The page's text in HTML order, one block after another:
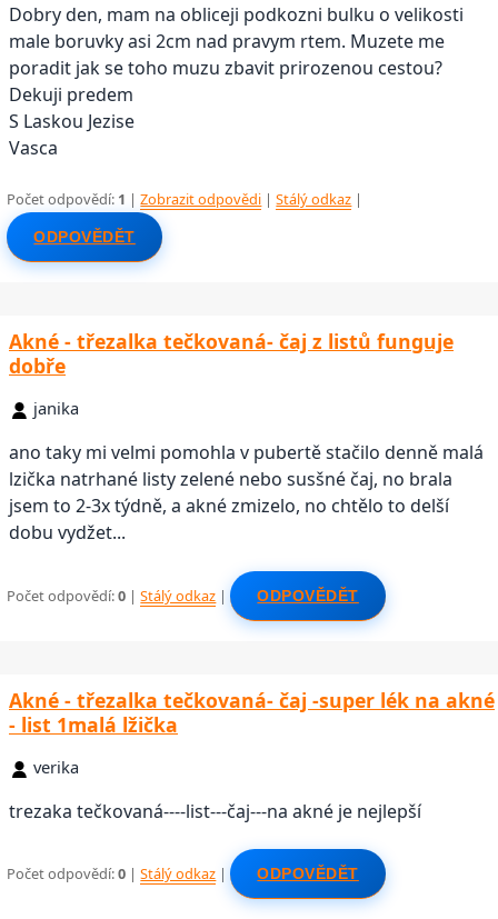
Dobry den, mam na obliceji podkozni bulku o velikosti
male boruvky asi 2cm nad pravym rtem. Muzete me
poradit jak se toho muzu zbavit prirozenou cestou?
Dekuji predem
S Laskou Jezise
Vasca
Počet odpovědí: 1 |Zobrazit odpovědi |Stálý odkaz |
ODPOVĚDĚT
Akné - třezalka tečkovaná- čaj z listů funguje
dobře
janika
ano taky mi velmi pomohla v pubertě stačilo denně malá
lzička natrhané listy zelené nebo susšné čaj, no brala
jsem to 2-3x týdně, a akné zmizelo, no chtělo to delší
dobu vydžet...
Počet odpovědí:0 |Stálý odkaz | ODPOVĚDĚT
Akné - třezalka tečkovaná- čaj -super lék na akné
- list 1malá lžička
verika
trezaka tečkovaná----list---čaj---na akné je nejlepší
Počet odpovědí:0 |Stálý odkaz | ODPOVĚDĚT